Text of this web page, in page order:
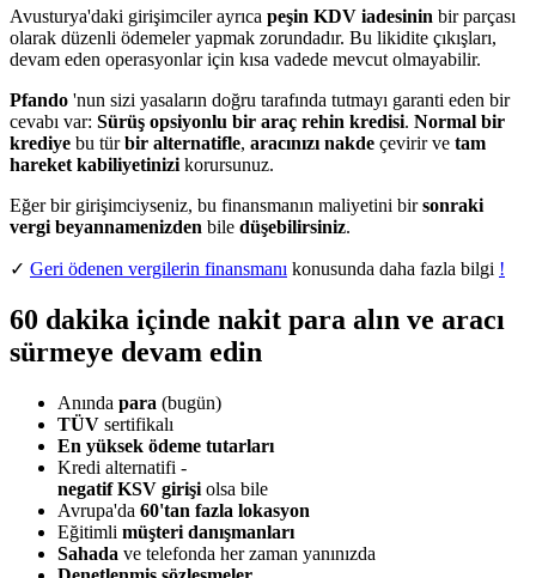
Avusturya'daki girişimciler ayrıca peşin KDV iadesinin bir parçası
olarak düzenli ödemeler yapmak zorundadır. Bu likidite çıkışları,
devam eden operasyonlar için kısa vadede mevcut olmayabilir.
Pfando 'nun sizi yasaların doğru tarafında tutmayı garanti eden bir
cevabı var: Sürüş opsiyonlu bir araç rehin kredisi. Normal bir
krediye bu türbir alternatifle, aracınızı nakde çevirir ve tam
hareket kabiliyetinizi korursunuz.
Eğer bir girişimciyseniz, bu finansmanın maliyetini birsonraki
vergi beyannamenizden bile düşebilirsiniz.
✓ Geri ödenen vergilerin finansmanı konusunda daha fazla bilgi !
60 dakika içinde nakit para alın ve aracı
sürmeye devam edin
Anında para (bugün)
TÜV sertifikalı
En yüksek ödeme tutarları
Kredi alternatifi -
negatif KSV girişi olsa bile
Avrupa'da 60'tan fazla lokasyon
Eğitimli müşteri danışmanları
Sahada ve telefonda her zaman yanınızda